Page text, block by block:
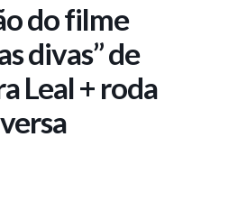
do filme
divas” de
Leal + roda